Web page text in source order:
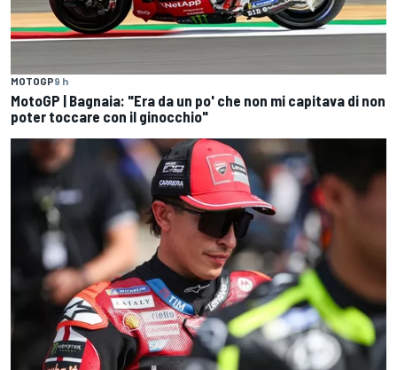
MOTOGP9 h
MotoGP | Bagnaia: "Era da un po' che non mi capitava di non
poter toccare con il ginocchio"